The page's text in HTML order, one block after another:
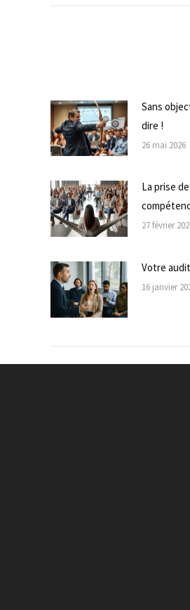
Sans
dire !
26 mai 2026
La prise
27 février
Votre
16 janvier